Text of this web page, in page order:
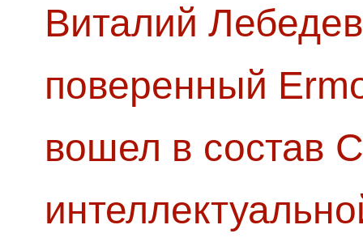
Виталий
поверенный
вошел в состав